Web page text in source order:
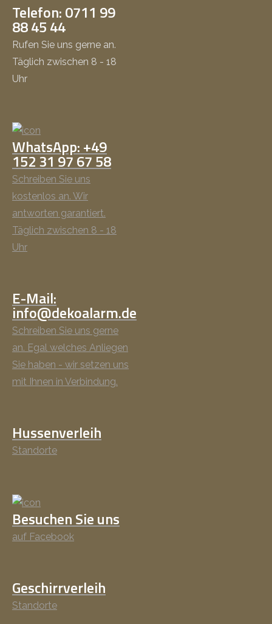
Telefon: 0711 99
88 45 44
Rufen Sie uns gerne an.
Täglich zwischen 8 - 18
Uhr
WhatsApp: +49
152 31 97 67 58
Schreiben Sie uns
kostenlos an. Wir
antworten garantiert.
Täglich zwischen 8 - 18
Uhr
E-Mail:
info@dekoalarm.de
Schreiben Sie uns gerne
an. Egal welches Anliegen
Sie haben - wir setzen uns
mit Ihnen in Verbindung.
Hussenverleih
Standorte
Besuchen Sie uns
auf Facebook
Geschirrverleih
Standorte